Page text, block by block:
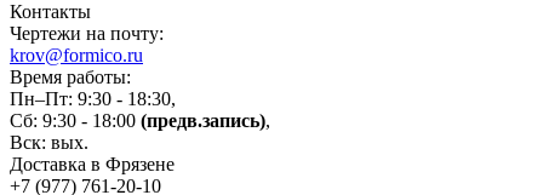
Контакты
Чертежи на почту:
krov@formico.ru
Время работы:
Пн–Пт: 9:30 - 18:30,
Сб: 9:30 - 18:00 (предв.запись),
Вск: вых.
Доставка в Фрязене
+7 (977) 761-20-10